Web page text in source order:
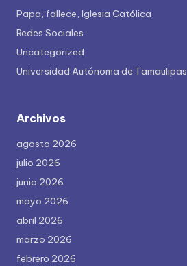
Papa, fallece, Iglesia Católica
Redes Sociales
Uncategorized
Universidad Autónoma de Tamaulipas
Archivos
agosto 2026
julio 2026
junio 2026
mayo 2026
abril 2026
marzo 2026
febrero 2026